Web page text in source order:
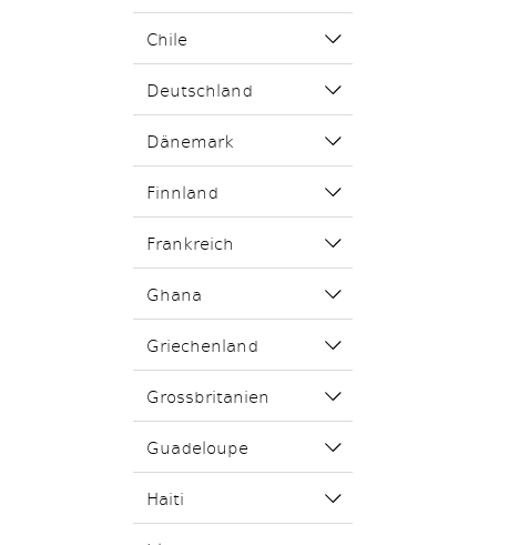
Chile
Deutschland
Dänemark
Finnland
Frankreich
Ghana
Griechenland
Grossbritanien
Guadeloupe
Haiti